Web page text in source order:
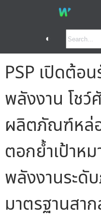
◐
PSP เปิดต้อ
พลังงาน โช
ผลิตภัณฑ์หล่
ตอกย้ำเป้าห
พลังงานระดั
มาตรฐานสา